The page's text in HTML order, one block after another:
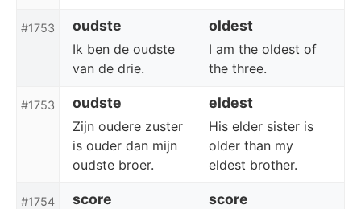
#1753 oudste oldest
Ik ben de oudste
van de drie.
I am the oldest of
the three.
#1753 oudste eldest
Zijn oudere zuster
is ouder dan mijn
oudste broer.
His elder sister is
older than my
eldest brother.
#1754 score score